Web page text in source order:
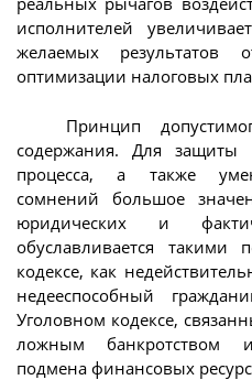
исполнителей
желаемых результатов
оптимизации налоговых
Принцип
содержания. Для защиты
процесса, а также
сомнений большое
юридических и
обуславливается такими
кодексе, как
недееспособный
Уголовном кодексе,
ложным банкротством и
подмена финансовых